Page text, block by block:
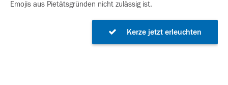
Emojis aus Pietätsgründen nicht zulässig ist.
Kerze jetzt erleuchten